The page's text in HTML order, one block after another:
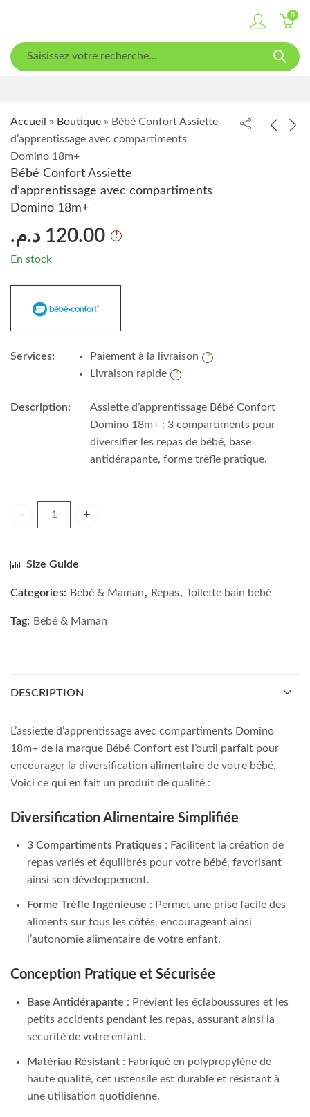
0
Accueil » Boutique » Bébé Confort Assiette
d’apprentissage avec compartiments
Domino 18m+
Bébé Confort Assiette
d’apprentissage avec compartiments
Domino 18m+
120.00 د.م.
En stock
Services:
Paiement à la livraison
Livraison rapide
Description:
Assiette d’apprentissage Bébé Confort
Domino 18m+ : 3 compartiments pour
diversifier les repas de bébé, base
antidérapante, forme trèfle pratique.
Size Guide
Categories: Bébé & Maman, Repas, Toilette bain bébé
Tag: Bébé & Maman
DESCRIPTION
L’assiette d’apprentissage avec compartiments Domino
18m+ de la marque Bébé Confort est l’outil parfait pour
encourager la diversification alimentaire de votre bébé.
Voici ce qui en fait un produit de qualité :
Diversification Alimentaire Simplifiée
3 Compartiments Pratiques : Facilitent la création de
repas variés et équilibrés pour votre bébé, favorisant
ainsi son développement.
Forme Trèfle Ingénieuse : Permet une prise facile des
aliments sur tous les côtés, encourageant ainsi
l’autonomie alimentaire de votre enfant.
Conception Pratique et Sécurisée
Base Antidérapante : Prévient les éclaboussures et les
petits accidents pendant les repas, assurant ainsi la
sécurité de votre enfant.
Matériau Résistant : Fabriqué en polypropylène de
haute qualité, cet ustensile est durable et résistant à
une utilisation quotidienne.